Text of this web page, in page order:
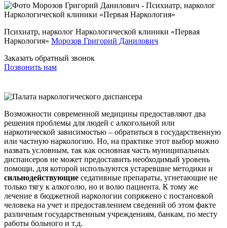
Психиатр, нарколог Наркологической клиники «Первая
Наркология» Морозов Григорий Данилович
Заказать обратный звонок
Позвонить нам
Возможности современной медицины предоставляют два
решения проблемы для людей с алкогольной или
наркотической зависимостью – обратиться в государственную
или частную наркологию. Но, на практике этот выбор можно
назвать условным, так как основная часть муниципальных
диспансеров не может предоставить необходимый уровень
помощи, для которой используются устаревшие методики и
сильнодействующие седативные препараты, угнетающие не
только тягу к алкоголю, но и волю пациента. К тому же
лечение в бюджетной наркологии сопряжено с постановкой
человека на учет и предоставлением сведений об этом факте
различным государственным учреждениям, банкам, по месту
работы больного и т.д.